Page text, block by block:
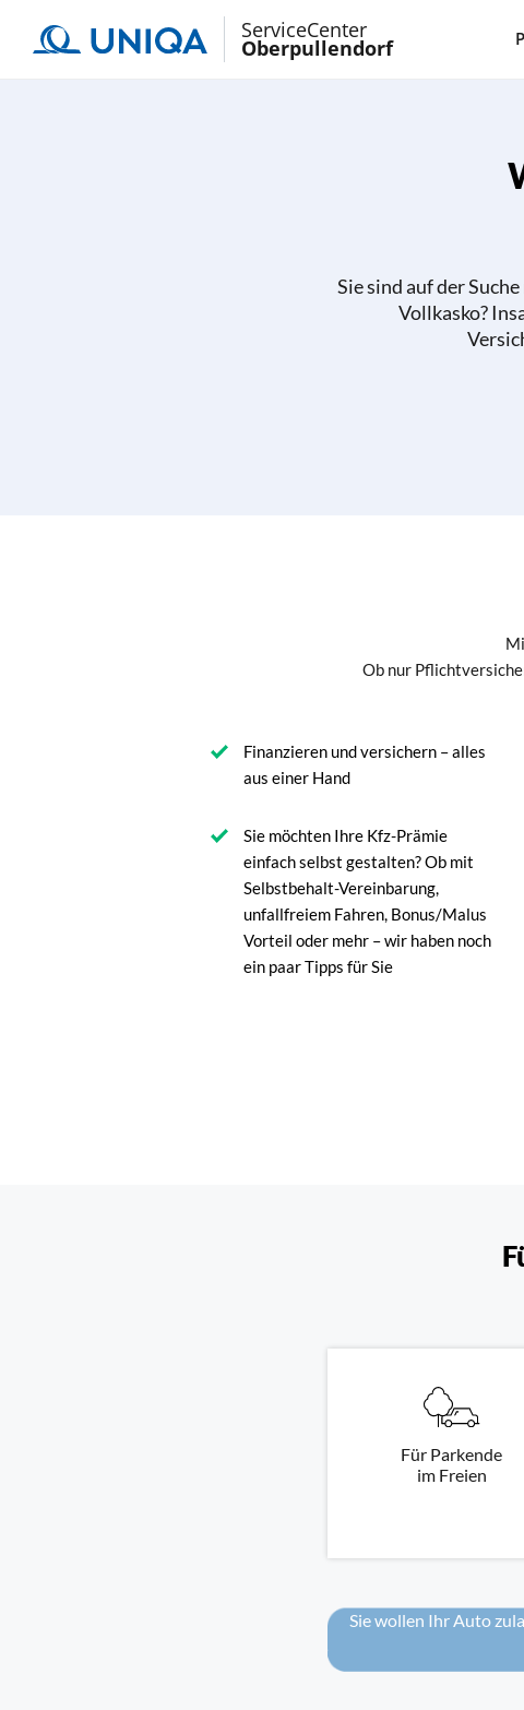
ServiceCenter
Oberpullendorf
Sie sind auf der
Vollkasko?
Ob nur
Finanzieren und versichern – alles
aus einer Hand
Sie möchten Ihre Kfz-Prämie
einfach selbst gestalten? Ob mit
Selbstbehalt-Vereinbarung,
unfallfreiem Fahren, Bonus/Malus
Vorteil oder mehr – wir haben noch
ein paar Tipps für Sie
Für Parkende
im Freien
Sie wollen Ihr Auto